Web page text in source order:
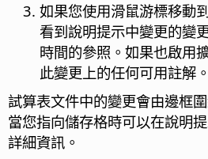
如果您使用滑鼠游標移動
看到說明提示中變更的變
時間的參照。如果也啟用
此變更上的任何可用註解。
試算表文件中的變更會由邊框
當您指向儲存格時可以在說明
詳細資訊。